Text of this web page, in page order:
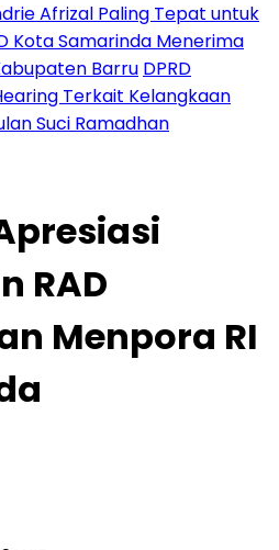
Afrizal Paling Tepat untuk
Kota Samarinda Menerima
Barru DPRD
Terkait Kelangkaan
Suci Ramadhan
RAD
Menpora RI